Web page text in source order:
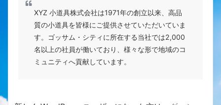
XYZ 小道具株式会社は1971年の創立以来、高品
質の小道具を皆様にご提供させていただいていま
す。ゴッサム・シティに所在する当社では2,000
名以上の社員が働いており、様々な形で地域のコ
ミュニティへ貢献しています。